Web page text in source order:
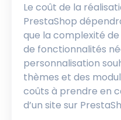
Le coût de la
PrestaShop
que la complexité
de fonctionnalités
personnalisation
thèmes et des
coûts à prendre en
d’un site sur